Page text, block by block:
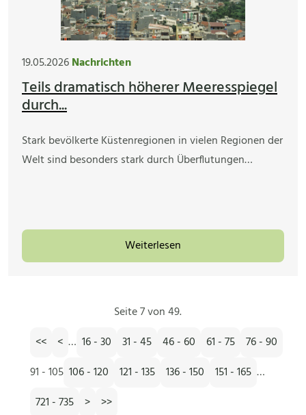
19.05.2026Nachrichten
Teils dramatisch höherer Meeresspiegel
durch...
Stark bevölkerte Küstenregionen in vielen Regionen der
Welt sind besonders stark durch Überflutungen…
Weiterlesen
Seite 7 von 49.
<<
< … 16 - 30 31 - 45 46 - 60 61 - 75
76 - 90
91 - 105 106 - 120 121 - 135 136 - 150 151 - 165 …
721 - 735
> >>